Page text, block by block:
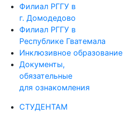
Филиал РГГУ в
г. Домодедово
Филиал РГГУ в
Республике Гватемала
Инклюзивное образование
Документы,
обязательные
для ознакомления
СТУДЕНТАМ